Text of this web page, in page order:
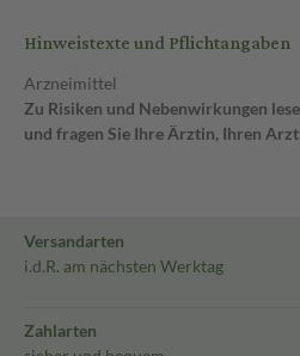
Hinweistexte und Pflichtangaben
Arzneimittel
Zu Risiken und Nebenwirkungen
und fragen Sie Ihre Ärztin, Ihren
Versandarten
i.d.R. am nächsten Werktag
Zahlarten